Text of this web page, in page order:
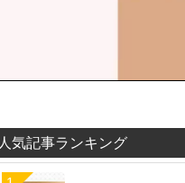
人気記事ランキング